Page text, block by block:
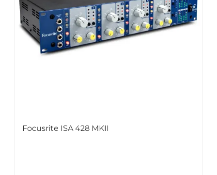
Focusrite ISA 428 MKII